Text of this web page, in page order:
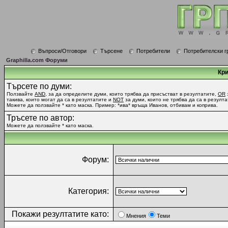
Въпроси/Отговори Търсене Потребители
Потребителски
Graphilla.com Форуми
Търсете по думи:
Ползвайте AND , за да определите думи, които трябва да присъстват в резултатите, OR
такива, които могат да са в резултатите и NOT за думи, които не трябва да са в
Можете да ползвайте * като маска. Пример: *ива* връща Иванов, отбивам и коприва.
Тръсете по автор:
Можете да ползвайте * като маска.
Форум:
Категория:
Покажи резултатите като: Мнения Теми